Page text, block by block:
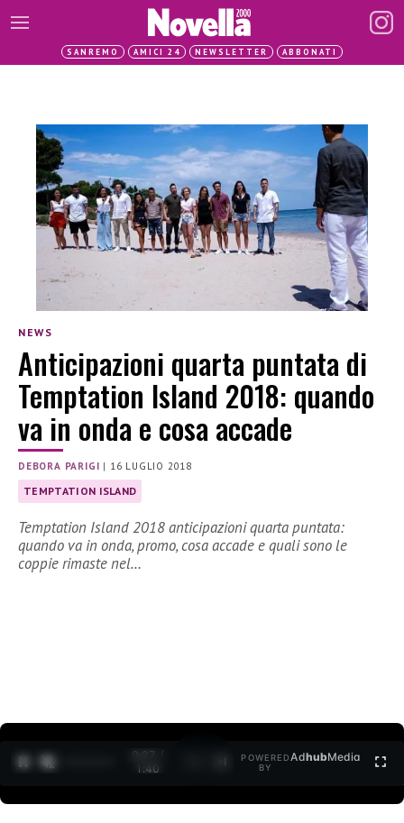
SANREMO AMICI 24 NEWSLETTER ABBONATI
NEWS
Anticipazioni quarta puntata di
Temptation Island 2018: quando
va in onda e cosa accade
DEBORA PARIGI | 16 LUGLIO 2018
TEMPTATION ISLAND
Temptation Island 2018 anticipazioni quarta puntata:
quando va in onda, promo, cosa accade e quali sono le
coppie rimaste nel…
0:27 /
1:40
POWERED
BY
AdhubMedia